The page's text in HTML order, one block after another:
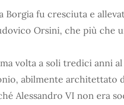
Borgia fu cresciuta e
Orsini, che più che
volta a soli tredici anni
abilmente architettato
Alessandro VI non era